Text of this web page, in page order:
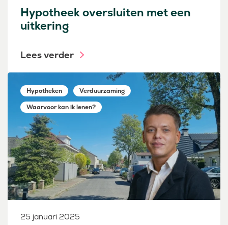
Hypotheek oversluiten met een
uitkering
Lees verder
Hypotheken
Verduurzaming
Waarvoor kan ik lenen?
25 januari 2025